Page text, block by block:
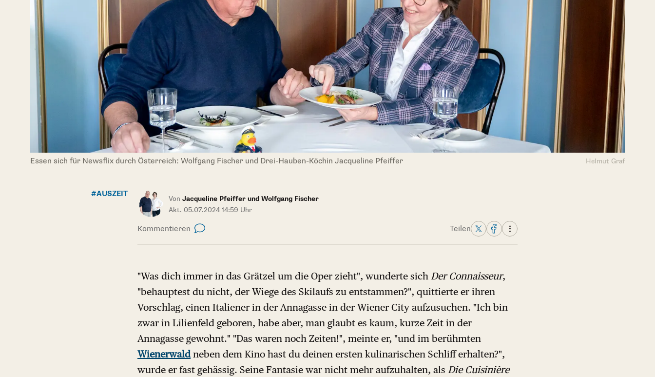
Essen sich für Newsflix durch Österreich: Wolfgang Fischer und Drei-Hauben-Köchin Jacqueline Pfeiffer Helmut Graf
#AUSZEIT
Von Jacqueline Pfeiffer und Wolfgang Fischer
Akt. 05.07.2024 14:59 Uhr
Kommentieren Teilen
"Was dich immer in das Grätzel um die Oper zieht", wunderte sich Der Connaisseur,
"behauptest du nicht, der Wiege des Skilaufs zu entstammen?", quittierte er ihren
Vorschlag, einen Italiener in der Annagasse in der Wiener City aufzusuchen. "Ich bin
zwar in Lilienfeld geboren, habe aber, man glaubt es kaum, kurze Zeit in der
Annagasse gewohnt." "Das waren noch Zeiten!", meinte er, "und im berühmten
Wienerwaldneben dem Kino hast du deinen ersten kulinarischen Schliff erhalten?",
wurde er fast gehässig. Seine Fantasie war nicht mehr aufzuhalten, als Die Cuisinière